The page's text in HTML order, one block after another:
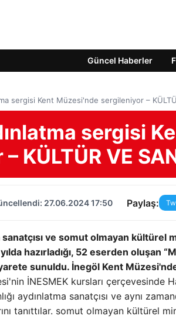
Güncel Haberler
sergisi Kent Müzesi'nde sergileniyor –
sergisi
KÜLTÜR VE
27.06.2024 17:50 Paylaş:
sanatçısı ve somut olmayan
hazırladığı, 52 eserden oluşan
sunuldu. İnegöl Kent
İNESMEK kursları çerçevesinde
aydınlatma sanatçısı ve aynı
tanıttılar. somut olmayan kültürel